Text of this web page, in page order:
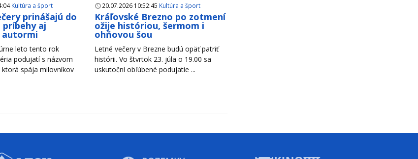
Kultúra a šport
prinášajú do
príbehy aj
leto tento rok
podujatí s názvom
ktorá spája milovníkov
20.07.2026 10:52:45 Kultúra a šport
Kráľovské Brezno po zotmení
ožije históriou, šermom i
ohňovou šou
Letné večery v Brezne budú opäť patriť
histórii. Vo štvrtok 23. júla o 19.00 sa
uskutoční obľúbené podujatie ...